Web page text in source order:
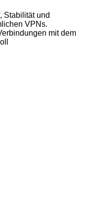
Stabilität und
VPNs.
mit dem